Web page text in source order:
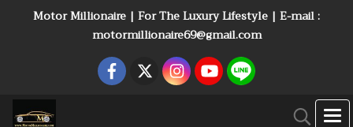
Motor Millionaire | For The Luxury Lifestyle | E-mail :
motormillionaire69@gmail.com